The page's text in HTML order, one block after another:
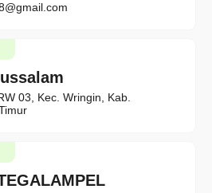
03, Kec. Wringin, Kab.